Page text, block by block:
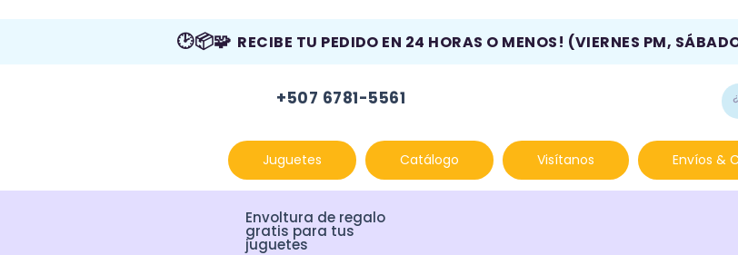
🕑📦🧩 RECIBE TU PEDIDO EN 24 HORAS O MENOS! (VIERNES PM,
+507 6781-5561
Juguetes Catálogo Visítanos Envíos &
Envoltura de regalo
gratis para tus
juguetes